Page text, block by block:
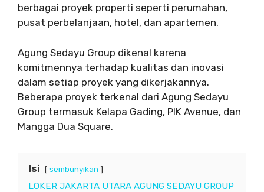
berbagai proyek properti seperti perumahan,
pusat perbelanjaan, hotel, dan apartemen.
Agung Sedayu Group dikenal karena
komitmennya terhadap kualitas dan inovasi
dalam setiap proyek yang dikerjakannya.
Beberapa proyek terkenal dari Agung Sedayu
Group termasuk Kelapa Gading, PIK Avenue, dan
Mangga Dua Square.
Isi sembunyikan
LOKER JAKARTA UTARA AGUNG SEDAYU GROUP